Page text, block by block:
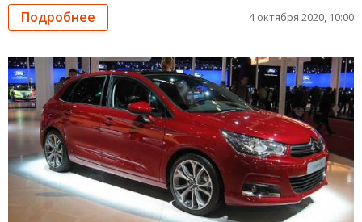
Подробнее 4 октября 2020, 10:00